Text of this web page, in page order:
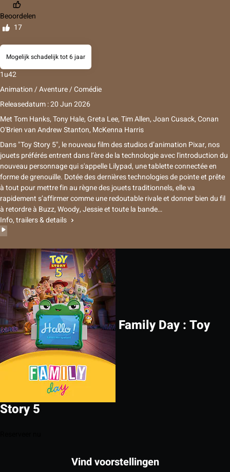
Beoordelen
17
Mogelijk schadelijk tot 6 jaar
1u42
Animation / Aventure / Comédie
Releasedatum : 20 Jun 2026
MetTom Hanks,Tony Hale,Greta Lee,Tim Allen,Joan Cusack,Conan
O'BrienvanAndrew Stanton, McKenna Harris
Dans "Toy Story 5", le nouveau film des studios d’animation Pixar, nos
jouets préférés entrent dans l’ère de la technologie avec l'introduction du
nouveau personnage qui s'appelle Lilypad, une tablette connectée en
forme de grenouille. Dotée des dernières technologies de pointe et prête
à tout pour mettre fin au règne des jouets traditionnels, elle va
rapidement s’affirmer comme une redoutable rivale et donner bien du fil
à retordre à Buzz, Woody, Jessie et toute la bande…
Info, trailers & details
Family Day : Toy
Story 5
Vind voorstellingen